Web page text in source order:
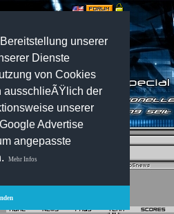
unserer
Dienste
von Cookies
ausschlieÃŸlich der
unserer
Advertise
angepasste
Mehr Infos
Optionen: